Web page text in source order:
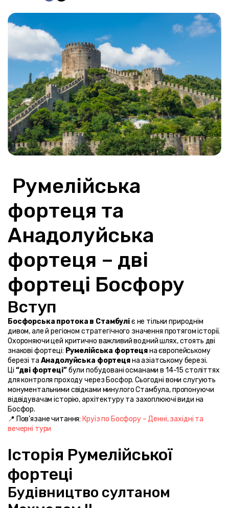
фортеця та
Анадолуйська
фортеця – дві
фортеці Босфору
Вступ
Босфорська протока в Стамбулі є не тільки природнім
дивом, але й регіоном стратегічного значення протягом історії.
Охороняючи цей критично важливий водний шлях, стоять дві
знакові фортеці: Румелійська фортеця на європейському
березі та Анадолуйська фортеця на азіатському березі.
Ці “дві фортеці” були побудовані османами в 14-15 століттях
для контроля проходу через Босфор. Сьогодні вони слугують
монументальними свідками минулого Стамбула, пропонуючи
відвідувачам історію, архітектуру та захоплюючі види на
Босфор.
📍 Пов’язане читання: Круїз по Босфору – Денні, західні та
вечерні тури
Історія Румелійської
фортеці
Будівництво султаном